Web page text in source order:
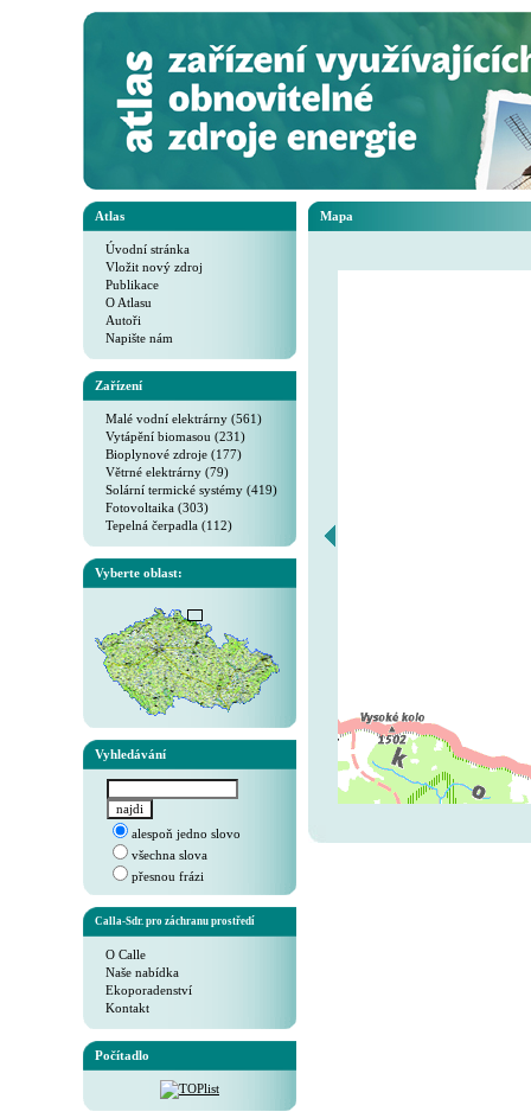
Atlas
Úvodní stránka
Vložit nový zdroj
Publikace
O Atlasu
Autoři
Napište nám
Zařízení
Malé vodní elektrárny (561)
Vytápění biomasou (231)
Bioplynové zdroje (177)
Větrné elektrárny (79)
Solární termické systémy (419)
Fotovoltaika (303)
Tepelná čerpadla (112)
Vyberte oblast:
Vyhledávání
alespoň jedno slovo
všechna slova
přesnou frázi
Calla-Sdr. pro záchranu prostředí
O Calle
Naše nabídka
Ekoporadenství
Kontakt
Počítadlo
Mapa